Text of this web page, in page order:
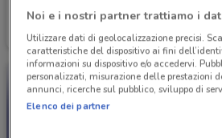
Primigi
Scade il 19/05 241 m
Noi e i nostri partner trattiamo i
Utilizzare dati di geolocalizzazione precisi.
caratteristiche del dispositivo ai fini
informazioni su dispositivo e/o accedervi.
personalizzati, misurazione delle prestazioni
annunci, ricerche sul pubblico, sviluppo di
Elenco dei partner